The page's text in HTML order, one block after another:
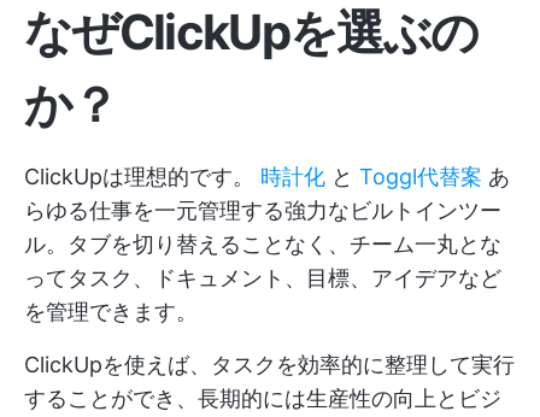
なぜClickUpを選ぶの
か？
ClickUpは理想的です。 時計化 と Toggl代替案 あ
らゆる仕事を一元管理する強力なビルトインツー
ル。タブを切り替えることなく、チーム一丸とな
ってタスク、ドキュメント、目標、アイデアなど
を管理できます。
ClickUpを使えば、タスクを効率的に整理して実行
することができ、長期的には生産性の向上とビジ